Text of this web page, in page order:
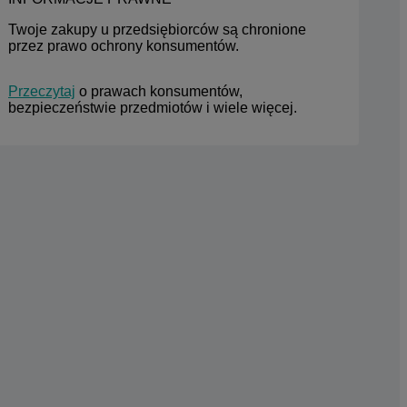
Twoje zakupy u przedsiębiorców są chronione
przez prawo ochrony konsumentów.
Przeczytaj o prawach konsumentów,
bezpieczeństwie przedmiotów i wiele więcej.